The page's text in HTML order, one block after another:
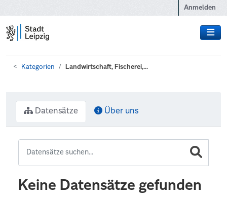
Anmelden
Kategorien Landwirtschaft, Fischerei,...
Datensätze Über uns
Keine Datensätze gefunden